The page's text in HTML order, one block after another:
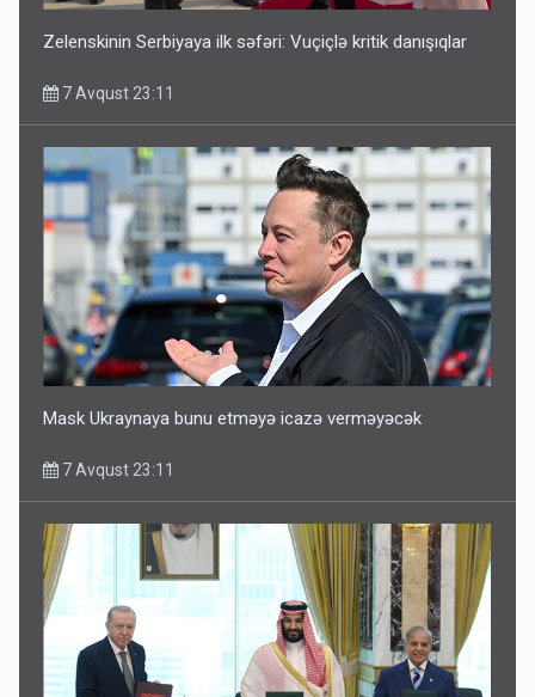
Zelenskinin Serbiyaya ilk səfəri: Vuçiçlə kritik danışıqlar
7 Avqust 23:11
Mask Ukraynaya bunu etməyə icazə verməyəcək
7 Avqust 23:11